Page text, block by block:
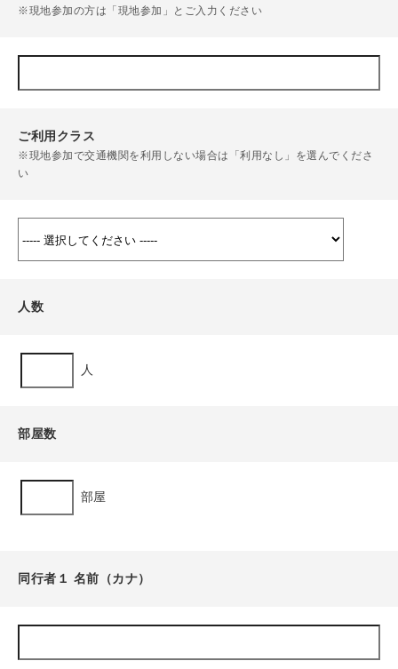
※現地参加の方は「現地参加」とご入力ください
ご利用クラス
※現地参加で交通機関を利用しない場合は「利用なし」を選んでくださ
い
人数
人
部屋数
部屋
同行者１ 名前（カナ）